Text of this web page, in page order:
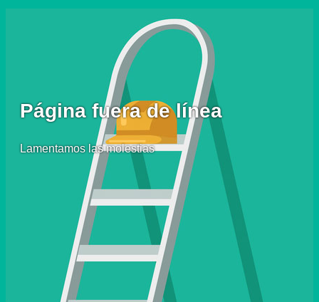
Página fuera de línea
Lamentamos las molestias